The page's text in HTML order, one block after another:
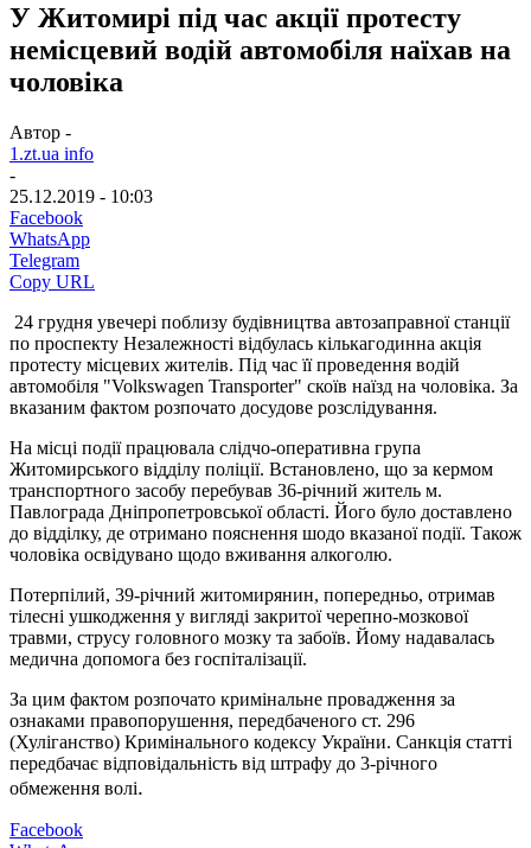
У Житомирі під час акції протесту
немісцевий водій автомобіля наїхав на
чоловіка
Автор -
1.zt.ua info
-
25.12.2019 - 10:03
Facebook
WhatsApp
Telegram
Copy URL
24 грудня увечері поблизу будівництва автозаправної станції
по проспекту Незалежності відбулась кількагодинна акція
протесту місцевих жителів. Під час її проведення водій
автомобіля "Volkswagen Transporter" скоїв наїзд на чоловіка. За
вказаним фактом розпочато досудове розслідування.
На місці події працювала слідчо-оперативна група
Житомирського відділу поліції. Встановлено, що за кермом
транспортного засобу перебував 36-річний житель м.
Павлограда Дніпропетровської області. Його було доставлено
до відділку, де отримано пояснення шодо вказаної події. Також
чоловіка освідувано щодо вживання алкоголю.
Потерпілий, 39-річний житомирянин, попередньо, отримав
тілесні ушкодження у вигляді закритої черепно-мозкової
травми, струсу головного мозку та забоїв. Йому надавалась
медична допомога без госпіталізації.
За цим фактом розпочато кримінальне провадження за
ознаками правопорушення, передбаченого ст. 296
(Хуліганство) Кримінального кодексу України. Санкція статті
передбачає відповідальність від штрафу до 3-річного
обмеження волі.
Facebook